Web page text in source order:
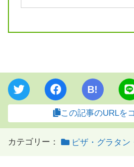
B!
この記事のURLを
カテゴリー： ピザ・グラタン